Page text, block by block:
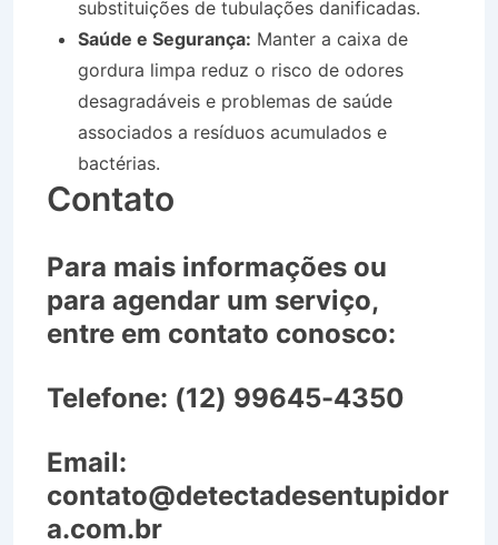
substituições de tubulações danificadas.
Saúde e Segurança: Manter a caixa de
gordura limpa reduz o risco de odores
desagradáveis e problemas de saúde
associados a resíduos acumulados e
bactérias.
Contato
Para mais informações ou
para agendar um serviço,
entre em contato conosco:
Telefone: (12) 99645-4350
Email:
contato@detectadesentupidor
a.com.br